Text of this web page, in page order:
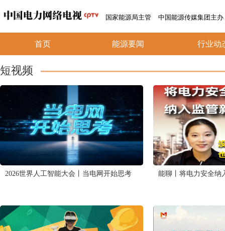
国家能源局主管 中国能源传媒集团主办
首页 能源要闻 行业动
短视频
2026世界人工智能大会丨当电网开始思考 能聊丨将电力安全纳